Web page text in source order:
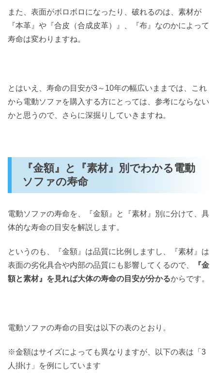
また、表面がボロボロになったり、破れるのは、素材が
『本革』や『合皮（合成皮革）』、『布』なのかによって
寿命は変わりますね。
とはいえ、寿命の目安が3～10年の幅広いままでは、これ
から電動ソファを購入する方にとっては、参考にならない
かと思うので、さらに深掘りしていきますね。
『金額』と『素材』別でわかる電動
ソファの寿命
電動ソファの寿命を、『金額』と『素材』別に分けて、具
体的な寿命の目安を解説します。
というのも、『金額』は品質に比例しますし、『素材』は
表面の劣化具合や内部の品質にも影響してくるので、
『金
額と素材』を見れば大体の寿命の目安が分かるからです。
電動ソファの寿命の目安は以下の表のとおり。
※金額はサイズによっても異なりますが、以下の表は「3
人掛け」を例にしています